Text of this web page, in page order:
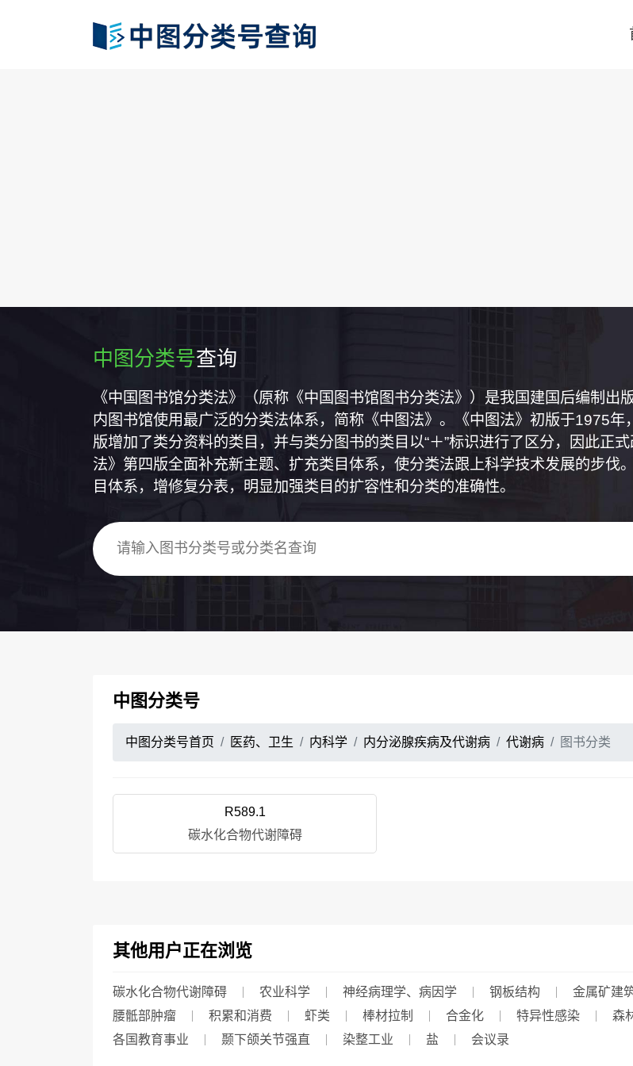
中图分类号查询
《中国图书馆分类法》（原称《中国图书馆图书分类法》）是我国建国后编制出
内图书馆使用最广泛的分类法体系，简称《中图法》。《中图法》初版于1975
版增加了类分资料的类目，并与类分图书的类目以“＋”标识进行了区分，因此正
法》第四版全面补充新主题、扩充类目体系，使分类法跟上科学技术发展的步伐
目体系，增修复分表，明显加强类目的扩容性和分类的准确性。
中图分类号
中图分类号首页 医药、卫生 内科学 内分泌腺疾病及代谢病 代谢病 图书分类
R589.1
碳水化合物代谢障碍
其他用户正在浏览
碳水化合物代谢障碍 农业科学 神经病理学、病因学 钢板结构 金属矿建
腰骶部肿瘤
积累和消费 虾类 棒材拉制 合金化 特异性感染 森
各国教育事业
颞下颌关节强直 染整工业 盐 会议录